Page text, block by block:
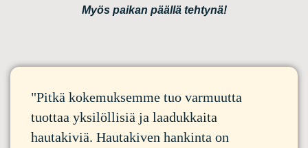
Myös paikan päällä tehtynä!
"Pitkä kokemuksemme tuo varmuutta
tuottaa yksilöllisiä ja laadukkaita
hautakiviä. Hautakiven hankinta on